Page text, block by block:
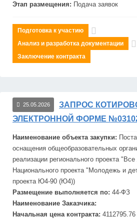
Этап размещения: Подача заявок
Подготовка к участию
Анализ и разработка документации
Заключение контракта
25.05.2026
ЗАПРОС
ЭЛЕКТРОННОЙ ФОРМЕ
Наименование объекта закупки:
оснащения общеобразовательных
реализации регионального проекта
Национального проекта "Молодежь и
проекта Ю4-90 (Ю4))
Размещение выполняется по: 44-ФЗ
Наименование Заказчика:
Начальная цена контракта: 4112795.76